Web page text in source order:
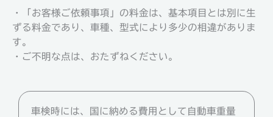
・「お客様ご依頼事項」の料金は、基本項目とは別に生
ずる料金であり、車種、型式により多少の相違がありま
す。
・ご不明な点は、おたずねください。
車検時には、国に納める費用として自動車重量